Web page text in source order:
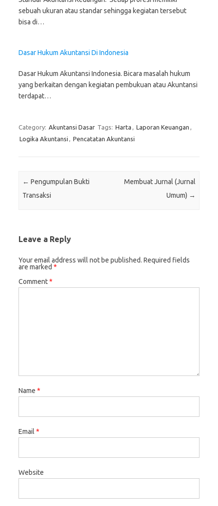
sebuah ukuran atau standar sehingga kegiatan tersebut
bisa di…
Dasar Hukum Akuntansi Di Indonesia
Dasar Hukum Akuntansi Indonesia. Bicara masalah hukum
yang berkaitan dengan kegiatan pembukuan atau Akuntansi
terdapat…
Category: Akuntansi Dasar Tags: Harta , Laporan Keuangan ,
Logika Akuntansi , Pencatatan Akuntansi
Post navigation
← Pengumpulan Bukti
Transaksi
Membuat Jurnal (Jurnal
Umum) →
Leave a Reply
Your email address will not be published. Required fields
are marked *
Comment*
Name *
Email *
Website